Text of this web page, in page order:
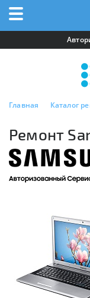
Главная Каталог
Ремонт